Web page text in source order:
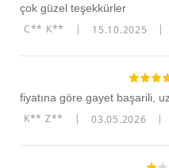
çok güzel teşekkürler
C** K** 15.10.2025
fiyatına göre gayet başarili,
K** Z** 03.05.2026